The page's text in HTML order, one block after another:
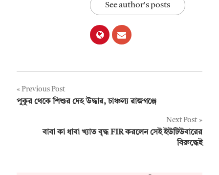
See author's posts
Post
Previous Post
পুকুর থেকে শিশুর দেহ উদ্ধার, চাঞ্চল্য রাজগঞ্জে
Next Post
বাবা কা ধাবা খ্যাত বৃদ্ধ FIR করলেন সেই ইউটিউবারের
বিরুদ্ধেই